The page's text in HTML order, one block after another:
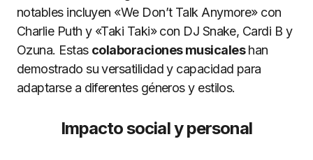
notables incluyen «We Don’t Talk Anymore» con
Charlie Puth y «Taki Taki» con DJ Snake, Cardi B y
Ozuna. Estas colaboraciones musicaleshan
demostrado su versatilidad y capacidad para
adaptarse a diferentes géneros y estilos.
Impacto social y personal